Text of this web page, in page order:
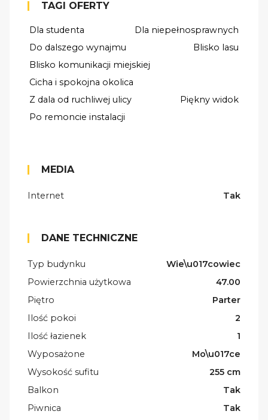
TAGI OFERTY
Dla studenta
Dla niepełnosprawnych
Do dalszego wynajmu
Blisko lasu
Blisko komunikacji miejskiej
Cicha i spokojna okolica
Z dala od ruchliwej ulicy
Piękny widok
Po remoncie instalacji
MEDIA
Internet Tak
DANE TECHNICZNE
Typ budynku
Wie\u017cowiec
Powierzchnia użytkowa
47.00
Piętro
Parter
Ilość pokoi
2
Ilość łazienek
1
Wyposażone
Mo\u017ce
Wysokość sufitu
255 cm
Balkon
Tak
Piwnica
Tak